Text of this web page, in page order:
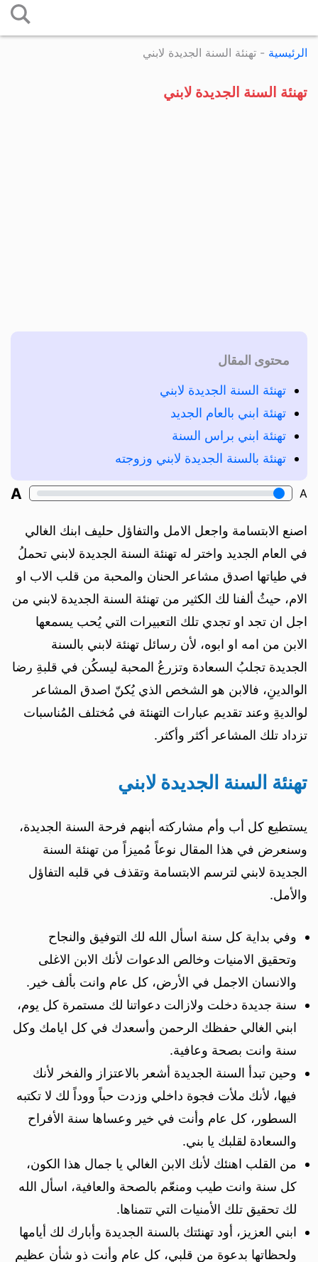
إلى
المحتوى
الرئيسية - تهنئة السنة الجديدة لابني
تهنئة السنة الجديدة لابني
محتوى المقال
تهنئة السنة الجديدة لابني
تهنئة ابني بالعام الجديد
تهنئة ابني براس السنة
تهنئة بالسنة الجديدة لابني وزوجته
A
A
اصنع الابتسامة واجعل الامل والتفاؤل حليف ابنك الغالي
في العام الجديد واختر له تهنئة السنة الجديدة لابني تحملُ
في طياتها اصدق مشاعر الحنان والمحبة من قلب الاب او
الام، حيثُ ألفنا لك الكثير من تهنئة السنة الجديدة لابني من
اجل ان تجد او تجدي تلك التعبيرات التي يُحب يسمعها
الابن من امه او ابوه، لأن رسائل تهنئة لابني بالسنة
الجديدة تجلبُ السعادة وتزرعُ المحبة ليسكُن في قلبةِ رضا
الوالدينِ، فالابن هو الشخص الذي يُكنّ اصدق المشاعر
لوالديةِ وعند تقديم عبارات التهنئة في مُختلف المُناسبات
تزداد تلك المشاعر أكثر وأكثر.
تهنئة السنة الجديدة لابني
يستطيع كل أب وأم مشاركته أبنهم فرحة السنة الجديدة،
وسنعرض في هذا المقال نوعاً مُميزاً من تهنئة السنة
الجديدة لابني لترسم الابتسامة وتقذف في قلبه التفاؤل
والأمل.
وفي بداية كل سنة اسأل الله لك التوفيق والنجاح
وتحقيق الامنيات وخالص الدعوات لأنك الابن الاغلى
والانسان الاجمل في الأرض، كل عام وانت بألف خير.
سنة جديدة دخلت ولازالت دعواتنا لك مستمرة كل يوم،
ابني الغالي حفظك الرحمن وأسعدك في كل ايامك وكل
سنة وانت بصحة وعافية.
وحين تبدأ السنة الجديدة أشعر بالاعتزاز والفخر لأنك
فيها، لأنك ملأت فجوة داخلي وزدت حباً ووداً لك لا تكتبه
السطور، كل عام وأنت في خير وعساها سنة الأفراح
والسعادة لقلبك يا بني.
من القلب اهنئك لأنك الابن الغالي يا جمال هذا الكون،
كل سنة وانت طيب ومنعّم بالصحة والعافية، اسأل الله
لك تحقيق تلك الأمنيات التي تتمناها.
ابني العزيز، أود تهنئتك بالسنة الجديدة وأبارك لك أيامها
ولحظاتها بدعوة من قلبي، كل عام وأنت ذو شأنٍ عظيم